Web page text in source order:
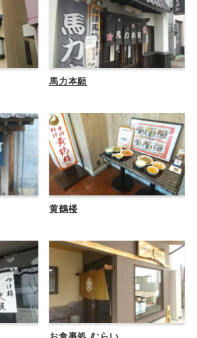
馬力本願
黄鶴楼